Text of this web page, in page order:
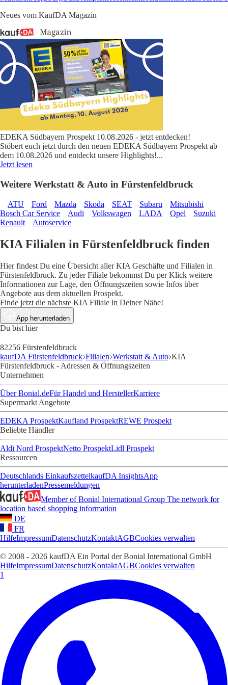
Neues vom KaufDA Magazin
EDEKA Südbayern Prospekt 10.08.2026 - jetzt entdecken!
Stöbert euch jetzt durch den neuen EDEKA Südbayern Prospekt ab
dem 10.08.2026 und entdeckt unsere Highlights!...
Jetzt lesen
Weitere Werkstatt & Auto in Fürstenfeldbruck
ATU Ford Mazda Skoda SEAT Subaru
Mitsubishi
Bosch Car Service
Audi Volkswagen LADA Opel
Suzuki
Renault
Autoservice
KIA Filialen in Fürstenfeldbruck finden
Hier findest Du eine Übersicht aller KIA Geschäfte und Filialen in
Fürstenfeldbruck. Zu jeder Filiale bekommst Du per Klick weitere
Informationen zur Lage, den Öffnungszeiten sowie Infos über
Angebote aus dem aktuellen Prospekt.
Finde jetzt die nächste KIA Filiale in Deiner Nähe!
App herunterladen
Du bist hier
82256 Fürstenfeldbruck
kaufDA Fürstenfeldbruck Filialen Werkstatt & Auto KIA
Fürstenfeldbruck - Adressen & Öffnungszeiten
Unternehmen
Über Bonial.deFür Handel und HerstellerKarriere
Supermarkt Angebote
EDEKA ProspektKaufland ProspektREWE Prospekt
Beliebte Händler
Aldi Nord ProspektNetto ProspektLidl Prospekt
Ressourcen
Deutschlands EinkaufszettelkaufDA InsightsApp
herunterladenPressemeldungen
Member of Bonial International Group The network for
location based shopping information
DE
FR
HilfeImpressumDatenschutzKontaktAGBCookies verwalten
© 2008 - 2026 kaufDA Ein Portal der Bonial International GmbH
HilfeImpressumDatenschutzKontaktAGBCookies verwalten
1